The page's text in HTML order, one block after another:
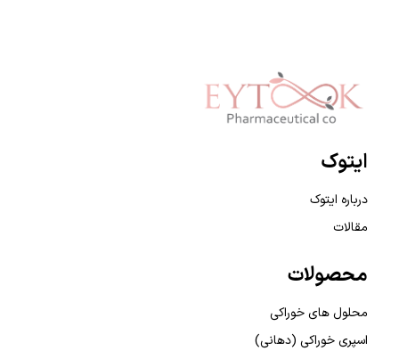
ایتوک
درباره ایتوک
مقالات
محصولات
محلول های خوراکی
اسپری خوراکی (دهانی)